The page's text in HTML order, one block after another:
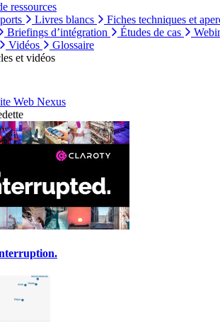
ressources
Livres blancs
Fiches techniques et
Briefings d’intégration Études de cas
Vidéos
Glossaire
et vidéos
Web Nexus